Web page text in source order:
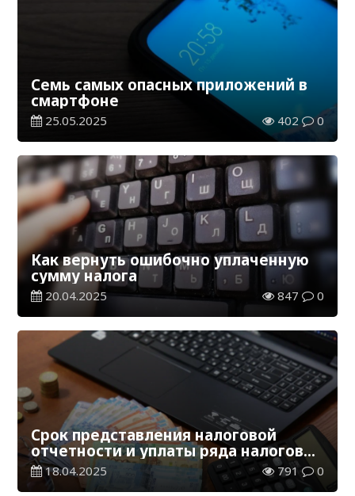
Семь самых опасных приложений в
смартфоне
25.05.2025 402 0
Как вернуть ошибочно уплаченную
сумму налога
20.04.2025 847 0
Срок представления налоговой
отчетности и уплаты ряда налогов
истекает 21 апреля
18.04.2025 791 0